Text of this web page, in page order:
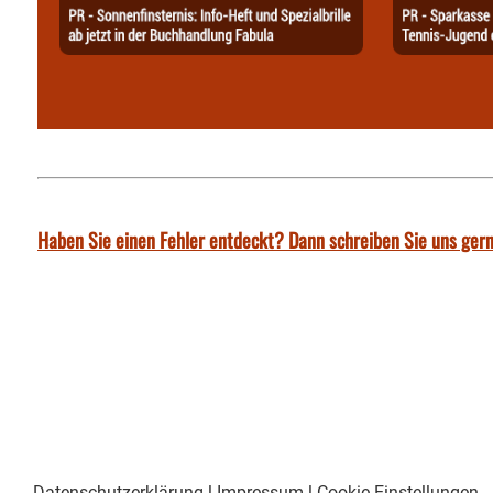
Haben Sie einen Fehler entdeckt? Dann schreiben Sie uns